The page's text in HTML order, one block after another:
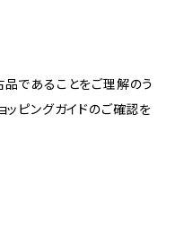
であることをご理解のう
ッピングガイドのご確認を